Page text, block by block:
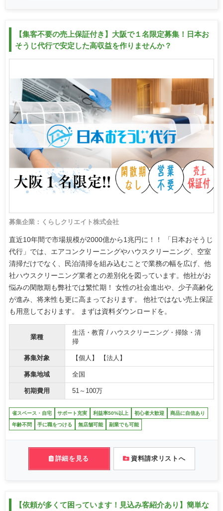
【集客不要の売上保証付き】大阪で１名限定募集！日本お
そうじ代行で安定した高収益を作りませんか？
募集企業：くらしクリエイト株式会社
直近10年間で市場規模が2000億から1兆円に！！ 「日本おそうじ
代行」では、エアコンクリーニングやハウスクリーニング、空室
清掃だけでなく、民泊清掃を組み込むことで業務の幅を広げ、他
社ハウスクリーニング業者との差別化を図っています。他社がお
悩みの閑散期も弊社では繁忙期！ 女性の社会進出や、少子高齢化
が進み、将来性も更に高まっております。 他社ではない売上保証
も用意しております。 まずは資料ダウンロードを。
業種
生活・教育 / ハウスクリーニング・掃除・清
掃
募集対象 【個人】 【法人】
募集地域 全国
初期費用 51～100万
省スペース・自宅 サポート充実 利益率50%以上 初心者大歓迎 商品に自信あり
年齢不問 手に職をつける 無店舗可能 副業でも可能
詳細を見る 資料請求リストへ
【依頼が多くて困っています！見込み客紹介あり】簡単な